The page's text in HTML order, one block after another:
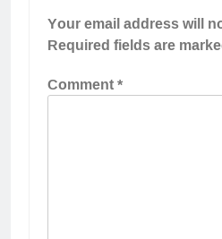
Your email address will
Required fields are
Comment*